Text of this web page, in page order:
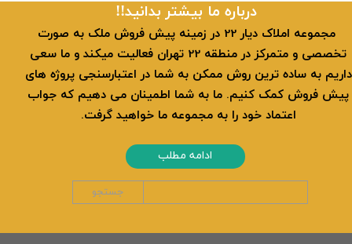
​​درباره ما بیشتر بدانید!!
​ مجموعه املاک دیار 22 در زمینه پیش فروش ملک به صورت
تخصصی و متمرکز در منطقه 22 تهران فعالیت میکند و ما سعی
داریم به ساده ترین روش ممکن به شما در اعتبارسنجی پروژه های
پیش فروش کمک کنیم. ما به شما اطمینان می دهیم که جواب
اعتماد خود را به مجموعه ما خواهید گرفت.
ادامه مطلب
جستجو